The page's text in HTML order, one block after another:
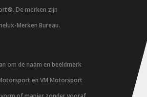
De merken zijn
Merken Bureau.
om de naam en beeldmerk
en VM Motorsport